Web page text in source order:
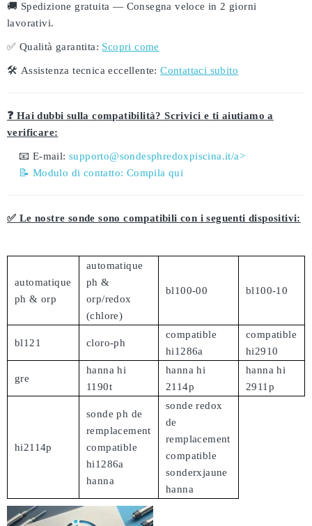
🚚 Spedizione gratuita — Consegna veloce in 2 giorni
lavorativi.
✅ Qualità garantita: Scopri come
🛠️ Assistenza tecnica eccellente: Contattaci subito
❓ Hai dubbi sulla compatibilità? Scrivici e ti aiutiamo a
verificare:
📧 E-mail:supporto@sondesphredoxpiscina.it/a>
📝 Modulo di contatto: Compila qui
✅ Le nostre sonde sono compatibili con i seguenti dispositivi:
automatique
ph & orp
automatique
ph &
orp/redox
(chlore)
bl100-00 bl100-10
bl121 cloro-ph
compatible
hi1286a
compatible
hi2910
gre
hanna hi
1190t
hanna hi
2114p
hanna hi
2911p
hi2114p
sonde ph de
remplacement
compatible
hi1286a
hanna
sonde redox
de
remplacement
compatible
sonderxjaune
hanna